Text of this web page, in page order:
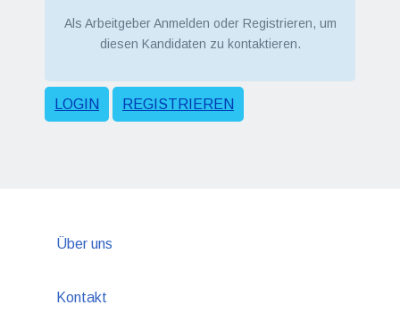
Als Arbeitgeber Anmelden oder Registrieren, um
diesen Kandidaten zu kontaktieren.
LOGIN REGISTRIEREN
Über uns
Kontakt